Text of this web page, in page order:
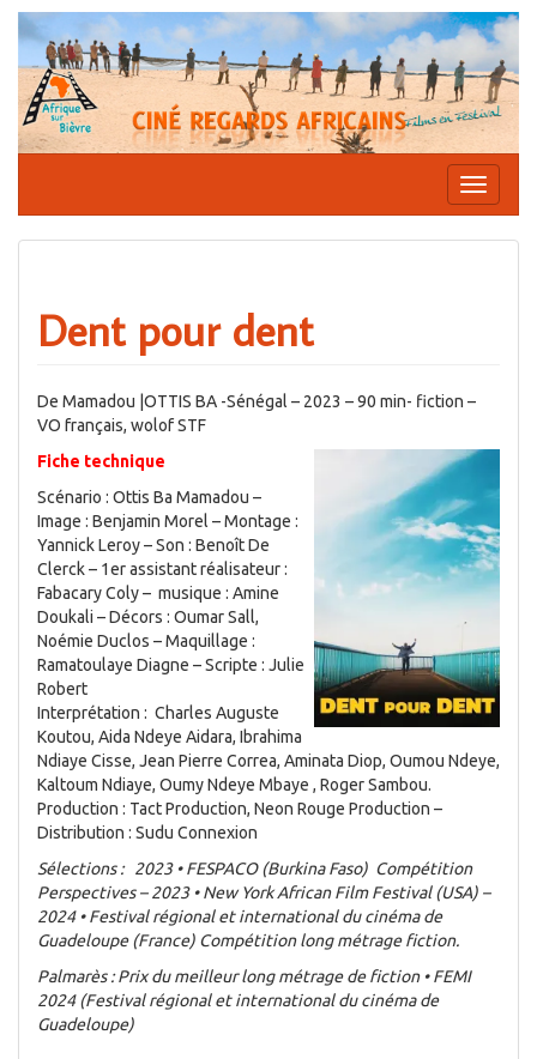
Aller
contenu
la
Dent pour dent
De Mamadou |OTTIS BA -Sénégal – 2023 – 90 min- fiction –
VO français, wolof STF
Fiche technique
Scénario : Ottis Ba Mamadou –
Image : Benjamin Morel – Montage :
Yannick Leroy – Son : Benoît De
Clerck – 1er assistant réalisateur :
Fabacary Coly – musique : Amine
Doukali – Décors : Oumar Sall,
Noémie Duclos – Maquillage :
Ramatoulaye Diagne – Scripte : Julie
Robert
Interprétation : Charles Auguste
Koutou, Aida Ndeye Aidara, Ibrahima
Ndiaye Cisse, Jean Pierre Correa, Aminata Diop, Oumou Ndeye,
Kaltoum Ndiaye, Oumy Ndeye Mbaye , Roger Sambou.
Production : Tact Production, Neon Rouge Production –
Distribution : Sudu Connexion
Sélections : 2023 • FESPACO (Burkina Faso) Compétition
Perspectives – 2023 • New York African Film Festival (USA) –
2024 • Festival régional et international du cinéma de
Guadeloupe (France) Compétition long métrage fiction.
Palmarès :Prix du meilleur long métrage de fiction • FEMI
2024 (Festival régional et international du cinéma de
Guadeloupe)